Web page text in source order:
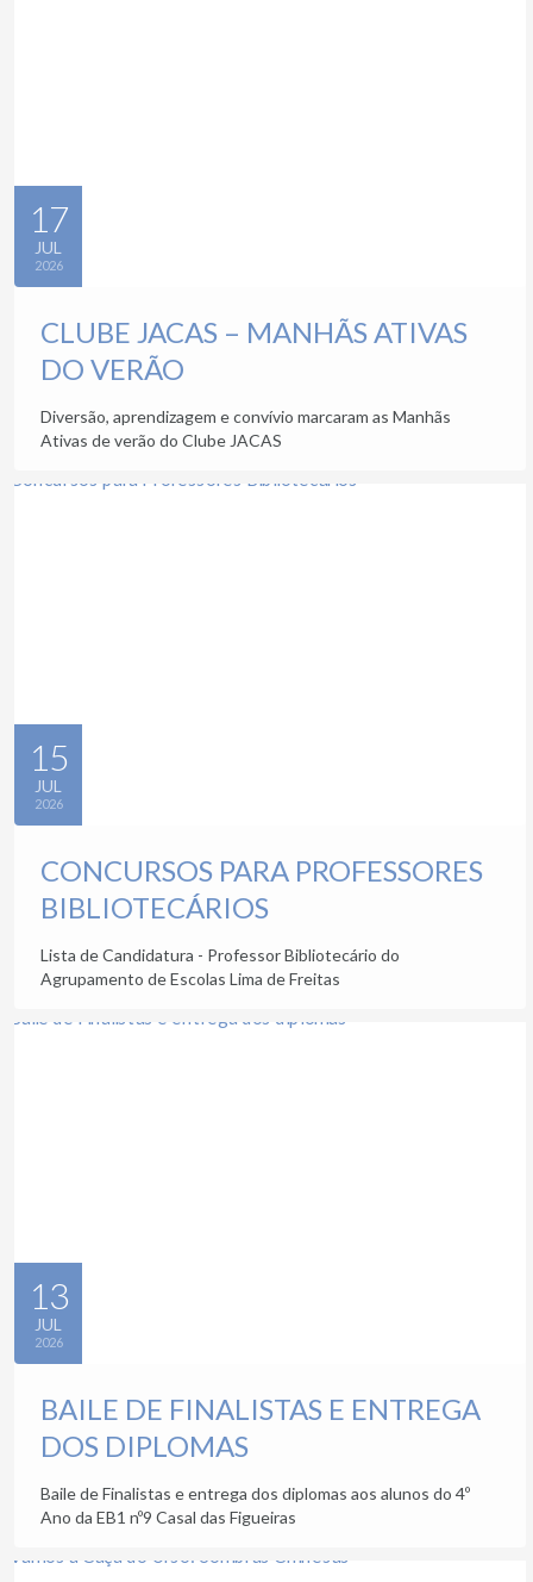
17
JUL
2026
CLUBE JACAS – MANHÃS ATIVAS
DO VERÃO
Diversão, aprendizagem e convívio marcaram as Manhãs
Ativas de verão do Clube JACAS
15
JUL
2026
CONCURSOS PARA PROFESSORES
BIBLIOTECÁRIOS
Lista de Candidatura - Professor Bibliotecário do
Agrupamento de Escolas Lima de Freitas
13
JUL
2026
BAILE DE FINALISTAS E ENTREGA
DOS DIPLOMAS
Baile de Finalistas e entrega dos diplomas aos alunos do 4º
Ano da EB1 nº9 Casal das Figueiras